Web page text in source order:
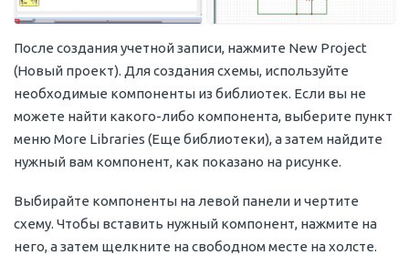
После создания учетной записи, нажмите New Project
(Новый проект). Для создания схемы, используйте
необходимые компоненты из библиотек. Если вы не
можете найти какого-либо компонента, выберите пункт
меню More Libraries (Еще библиотеки), а затем найдите
нужный вам компонент, как показано на рисунке.
Выбирайте компоненты на левой панели и чертите
схему. Чтобы вставить нужный компонент, нажмите на
него, а затем щелкните на свободном месте на холсте.